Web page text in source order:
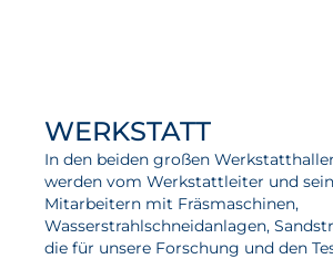
Aktuelles
Neuigkeiten
Projekte
WERKSTATT
In den beiden großen
werden vom Werkstattleiter und
Mitarbeitern mit Fräsmaschinen,
Wasserstrahlschneidanlagen,
die für unsere Forschung und den